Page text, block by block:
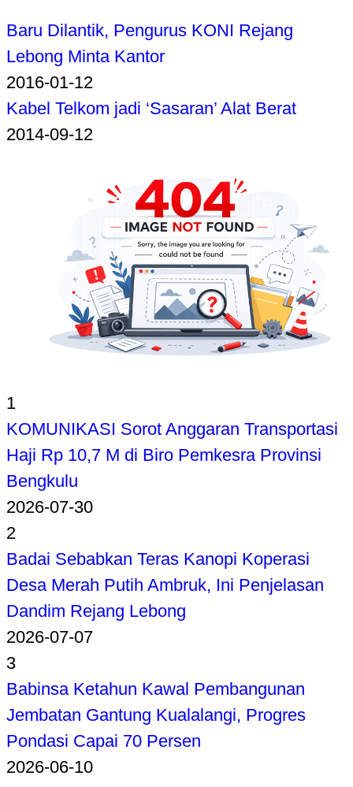
Baru Dilantik, Pengurus KONI Rejang
Lebong Minta Kantor
2016-01-12
Kabel Telkom jadi ‘Sasaran’ Alat Berat
2014-09-12
1
KOMUNIKASI Sorot Anggaran Transportasi
Haji Rp 10,7 M di Biro Pemkesra Provinsi
Bengkulu
2026-07-30
2
Badai Sebabkan Teras Kanopi Koperasi
Desa Merah Putih Ambruk, Ini Penjelasan
Dandim Rejang Lebong
2026-07-07
3
Babinsa Ketahun Kawal Pembangunan
Jembatan Gantung Kualalangi, Progres
Pondasi Capai 70 Persen
2026-06-10